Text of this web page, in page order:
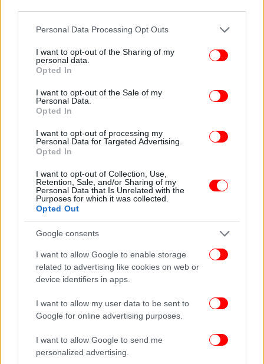
Please note that this website/app uses one or more Google
not limited to your visit or usage behaviour. You may click to
grant or deny consent to Google and its third-party tags to
use your data for below specified purposes in below Google
consent section.
Personal Data Processing Opt Outs
I want to opt-out of the Sharing of my
personal data.
Opted In
I want to opt-out of the Sale of my
Personal Data.
Opted In
I want to opt-out of processing my
Personal Data for Targeted Advertising.
Opted In
I want to opt-out of Collection, Use,
Retention, Sale, and/or Sharing of my
Personal Data that Is Unrelated with the
Purposes for which it was collected.
Opted Out
Google consents
I want to allow Google to enable storage
related to advertising like cookies on web or
device identifiers in apps.
I want to allow my user data to be sent to
Google for online advertising purposes.
I want to allow Google to send me
personalized advertising.
Μιλώντας τέλος για την επιχείρηση εντοπισμού
δήλωσε: «Υπήρχαν και κάποιες καλύβες, αλλά δεν
εντοπίστηκαν εκεί. Στη συνέχεια με τη βοήθεια των
drones, του ελικοπτέρου, αλλά και έμπειρων
τέσσερις ΕΜΑΚ μπορέσαμε να τους εντοπίσουμε».
τους στα Βαρδούσια Όρη
Λάτρεις της ορειβασίας και των extreme sports
ήταν οι τέσσερις άνθρωποι που έχασαν τη ζωή τους
στα Βαρδούσια.
Ο Θανάσης Κολοτούρος, από την Ηλεία, ήταν δεινός
ορειβάτης και στο προφίλ του έχει πολλές
αναρτήσεις στα σόσιαλ από ανάλογες εμπειρίες
εντός και εκτός συνόρων. Δύο ημέρες πριν τη
μοιραία βόλτα, είχε ανεβάσει βίντεο από τον
Πάρνωνα.